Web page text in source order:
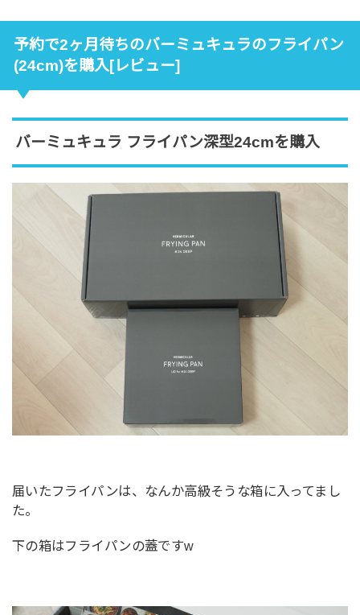
予約で2ヶ月待ちのバーミュキュラのフライパン
(24cm)を購入[レビュー]
バーミュキュラ フライパン深型24cmを購入
届いたフライパンは、なんか高級そうな箱に入ってまし
た。
下の箱はフライパンの蓋ですw